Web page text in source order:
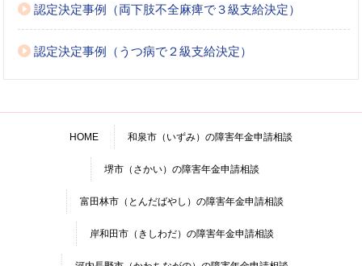
認定決定事例（両下肢不全麻痺で３級支給決定）
認定決定事例（うつ病で２級支給決定）
HOME 和泉市（いずみ）の障害年金申請相談
堺市（さかい）の障害年金申請相談
富田林市（とんだばやし）の障害年金申請相談
岸和田市（きしわだ）の障害年金申請相談